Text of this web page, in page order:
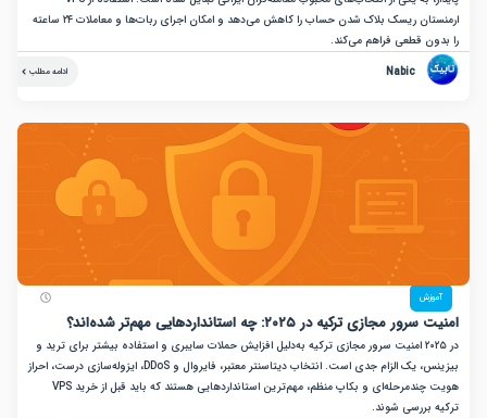
ارمنستان ریسک بلاک شدن حساب را کاهش می‌دهد و امکان اجرای ربات‌ها و معاملات ۲۴ ساعته
قطعی فراهم می‌کند.
Nabic
ترکیه در ۲۰۲۵: چه استانداردهایی مهم‌تر شده‌اند؟
در ۲۰۲۵ امنیت سرور مجازی ترکیه به‌دلیل افزایش حملات سایبری و استفاده بیشتر برای ترید و
بیزینس، یک الزام جدی است. انتخاب دیتاسنتر معتبر، فایروال و DDoS، ایزوله‌سازی درست، احراز
هویت چندمرحله‌ای و بکاپ منظم، مهم‌ترین استانداردهایی هستند که باید قبل از خرید VPS
شوند.